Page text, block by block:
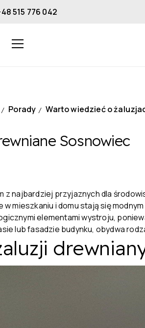
515 776 042
/ Porady / Warto wiedzieć o
Sosnowiec
z najbardziej przyjaznych dla
w mieszkaniu i domu stają się
elementami wystroju,
lub fasadzie budynku, obydwa